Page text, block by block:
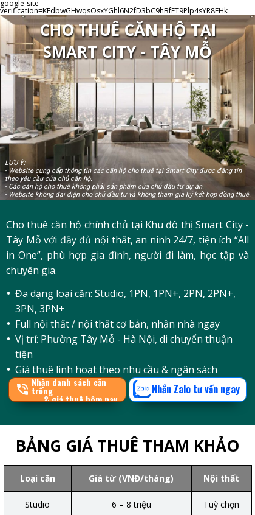
google-site-
verification=KFdbwGHwqsOsxYGhl6N2fD3bC9hBfFT9Plp4sYR8EHk
CHO THUÊ CĂN HỘ TẠI
SMART CITY - TÂY MỖ
Cho thuê căn hộ chính chủ tại Khu đô thị Smart City -
Tây Mỗ với đầy đủ nội thất, an ninh 24/7, tiện ích “All
in One”, phù hợp gia đình, người đi làm, học tập và
chuyên gia.
Đa dạng loại căn: Studio, 1PN, 1PN+, 2PN, 2PN+,
3PN, 3PN+
Full nội thất / nội thất cơ bản, nhận nhà ngay
Vị trí: Phường Tây Mỗ - Hà Nội, di chuyển thuận
tiện
Giá thuê linh hoạt theo nhu cầu & ngân sách
Nhận danh sách căn
trống
& giá thuê hôm nay
Nhắn Zalo tư vấn ngay
LƯU Ý:
- Website cung cấp thông tin các căn hộ cho thuê tại Smart City được đăng tin
theo yêu cầu của chủ căn hộ.
- Các căn hộ cho thuê không phải sản phẩm của chủ đầu tư dự án.
- Website không đại diện cho chủ đầu tư và không tham gia ký kết hợp đồng thuê.
BẢNG GIÁ THUÊ THAM KHẢO
Loại căn Giá từ (VNĐ/tháng) Nội thất
Studio 6 – 8 triệu Tuỳ chọn